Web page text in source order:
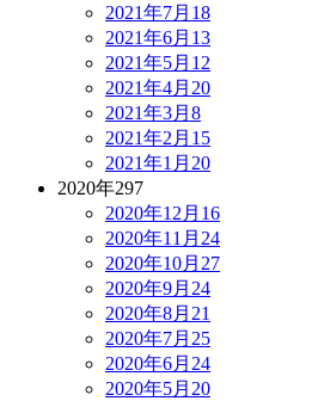
2021年7月 18
2021年6月 13
2021年5月 12
2021年4月 20
2021年3月 8
2021年2月 15
2021年1月 20
2020年297
2020年12月 16
2020年11月 24
2020年10月 27
2020年9月 24
2020年8月 21
2020年7月 25
2020年6月 24
2020年5月 20